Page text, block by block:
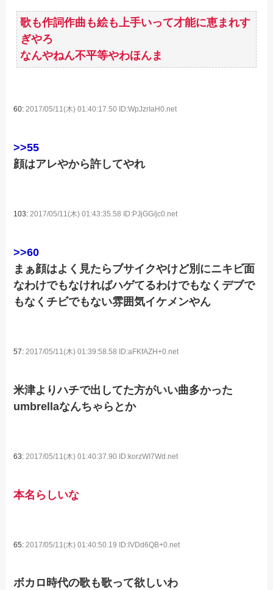
歌も作詞作曲も絵も上手いって才能に恵まれす
ぎやろ
なんやねん不平等やわほんま
60:2017/05/11(木) 01:40:17.50 ID:WpJzrIaH0.net
>>55
顔はアレやから許してやれ
103:2017/05/11(木) 01:43:35.58 ID:PJjGG/jc0.net
>>60
まぁ顔はよく見たらブサイクやけど別にニキビ面
なわけでもなければハゲてるわけでもなくデブで
もなくチビでもない雰囲気イケメンやん
57:2017/05/11(木) 01:39:58.58 ID:aFKfAZH+0.net
米津よりハチで出してた方がいい曲多かった
umbrellaなんちゃらとか
63: 2017/05/11(木) 01:40:37.90 ID:korzWI7Wd.net
本名らしいな
65: 2017/05/11(木) 01:40:50.19 ID:IVDd6QB+0.net
ボカロ時代の歌も歌って欲しいわ